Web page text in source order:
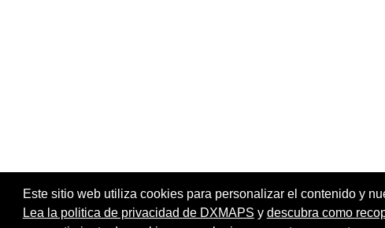
Este sitio web utiliza cookies para personalizar el contenido y
Lea la politica de privacidad de DXMAPS y descubra como